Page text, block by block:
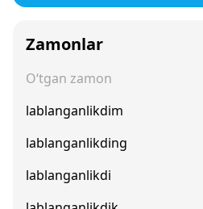
Zamonlar
O‘tgan zamon
lablanganlikdim
lablanganlikding
lablanganlikdi